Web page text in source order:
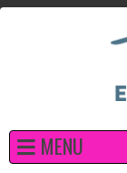
MENU